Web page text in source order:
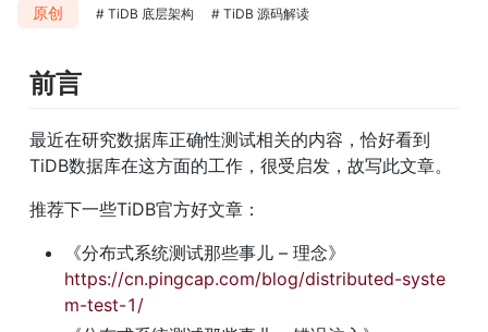
原创 TiDB 底层架构 TiDB 源码解读
前言
最近在研究数据库正确性测试相关的内容，恰好看到
TiDB数据库在这方面的工作，很受启发，故写此文章。
推荐下一些TiDB官方好文章：
《分布式系统测试那些事儿 – 理念》
https://cn.pingcap.com/blog/distributed-syste
m-test-1/